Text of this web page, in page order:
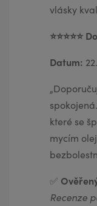
vlásky
⭐️⭐️⭐️⭐️⭐️
Datum:
které se
mycím
✅
Recenze